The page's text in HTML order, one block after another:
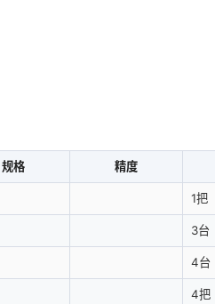
规格 精度
1把
3台
4台
4把